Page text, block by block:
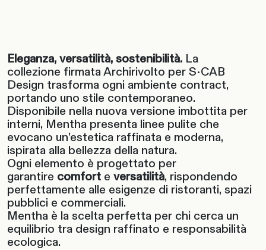
Eleganza, versatilità, sostenibilità. La
collezione firmata Archirivolto per S•CAB
Design trasforma ogni ambiente contract,
portando uno stile contemporaneo.
Disponibile nella nuova versione imbottita per
interni, Mentha presenta linee pulite che
evocano un’estetica raffinata e moderna,
ispirata alla bellezza della natura.
Ogni elemento è progettato per
garantire comfort e versatilità, rispondendo
perfettamente alle esigenze di ristoranti, spazi
pubblici e commerciali.
Mentha è la scelta perfetta per chi cerca un
equilibrio tra design raffinato e responsabilità
ecologica.